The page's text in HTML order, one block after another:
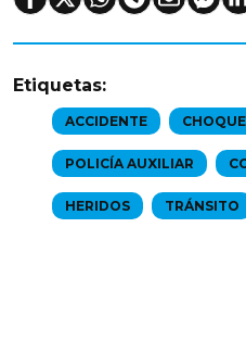
Etiquetas:
ACCIDENTE CHOQUE
POLICÍA AUXILIAR
HERIDOS TRÁNSITO